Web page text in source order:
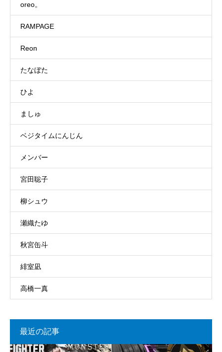
oreo。
RAMPAGE
Reon
たなぼた
ひよ
ましゅ
ベジタイムにんじん
メンバー
宮田聡子
柳シュウ
瀬織たゆ
秋宮缶斗
緋室凪
高橋一真
最近の記事